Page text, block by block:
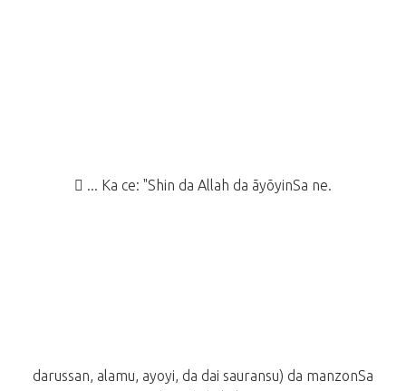
 ... Ka ce: "Shin da Allah da ãyõyinSa ne.
darussan, alamu, ayoyi, da dai sauransu) da manzonSa